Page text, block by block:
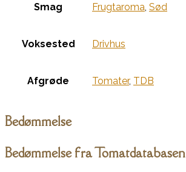
Smag Frugtaroma, Sød
Voksested Drivhus
Afgrøde Tomater, TDB
Bedømmelse
Bedømmelse fra Tomatdatabasen